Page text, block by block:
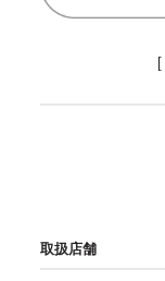
[
取扱店舗